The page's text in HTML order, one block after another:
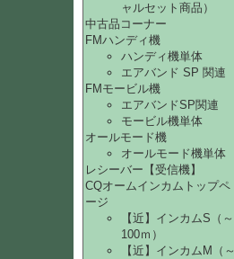
ャルセット商品）
中古品コーナー
FMハンディ機
ハンディ機単体
エアバンド SP 関連
FMモービル機
エアバンドSP関連
モービル機単体
オールモード機
オールモード機単体
レシーバー【受信機】
CQオームインカムトップペ
ージ
【近】インカムS（～
100ｍ）
【近】インカムM（～